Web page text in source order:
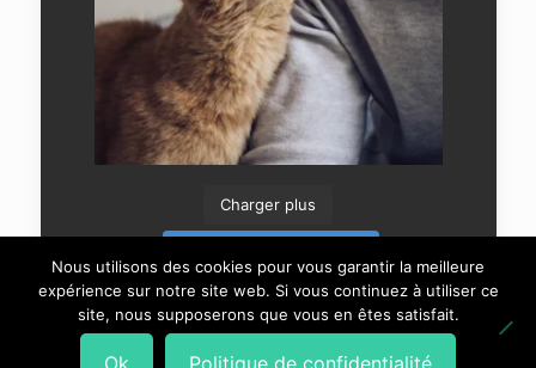
Charger plus
Nous utilisons des cookies pour vous garantir la meilleure
expérience sur notre site web. Si vous continuez à utiliser ce
site, nous supposerons que vous en êtes satisfait.
Ok Politique de confidentialité